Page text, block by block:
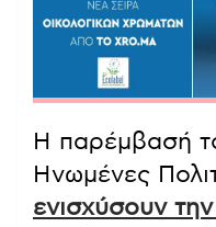
Η παρέμβασή
Ηνωμένες
ενισχύσουν